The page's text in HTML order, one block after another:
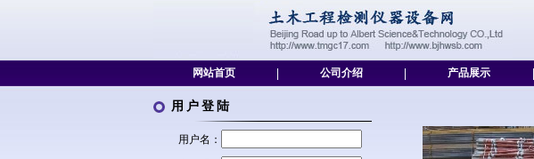
网站首页
公司介绍 产品展示
用户登陆
用户名：